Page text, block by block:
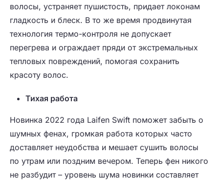
волосы, устраняет пушистость, придает локонам
гладкость и блеск. В то же время продвинутая
технология термо-контроля не допускает
перегрева и ограждает пряди от экстремальных
тепловых повреждений, помогая сохранить
красоту волос.
Тихая работа
Новинка 2022 года Laifen Swift поможет забыть о
шумных фенах, громкая работа которых часто
доставляет неудобства и мешает сушить волосы
по утрам или поздним вечером. Теперь фен никого
не разбудит – уровень шума новинки составляет